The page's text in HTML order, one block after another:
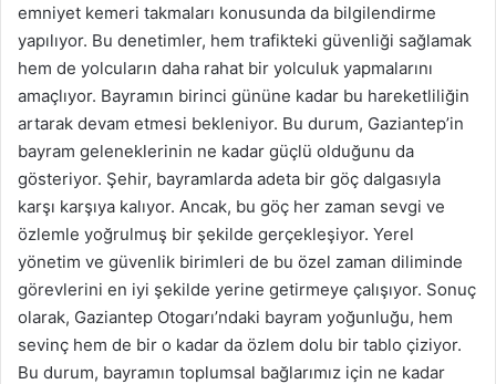
emniyet kemeri takmaları konusunda da bilgilendirme
yapılıyor. Bu denetimler, hem trafikteki güvenliği sağlamak
hem de yolcuların daha rahat bir yolculuk yapmalarını
amaçlıyor. Bayramın birinci gününe kadar bu hareketliliğin
artarak devam etmesi bekleniyor. Bu durum, Gaziantep’in
bayram geleneklerinin ne kadar güçlü olduğunu da
gösteriyor. Şehir, bayramlarda adeta bir göç dalgasıyla
karşı karşıya kalıyor. Ancak, bu göç her zaman sevgi ve
özlemle yoğrulmuş bir şekilde gerçekleşiyor. Yerel
yönetim ve güvenlik birimleri de bu özel zaman diliminde
görevlerini en iyi şekilde yerine getirmeye çalışıyor. Sonuç
olarak, Gaziantep Otogarı’ndaki bayram yoğunluğu, hem
sevinç hem de bir o kadar da özlem dolu bir tablo çiziyor.
Bu durum, bayramın toplumsal bağlarımız için ne kadar